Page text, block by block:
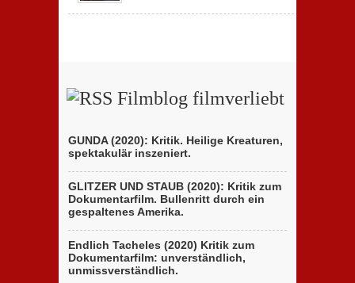
Filmblog filmverliebt
GUNDA (2020): Kritik. Heilige Kreaturen,
spektakulär inszeniert.
GLITZER UND STAUB (2020): Kritik zum
Dokumentarfilm. Bullenritt durch ein
gespaltenes Amerika.
Endlich Tacheles (2020) Kritik zum
Dokumentarfilm: unverständlich,
unmissverständlich.